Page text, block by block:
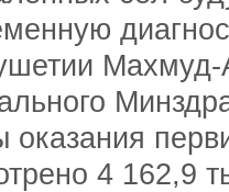
оказания
4 162,9